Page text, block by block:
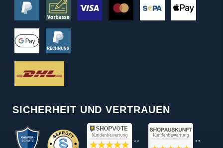
SICHERHEIT UND VERTRAUEN
** **